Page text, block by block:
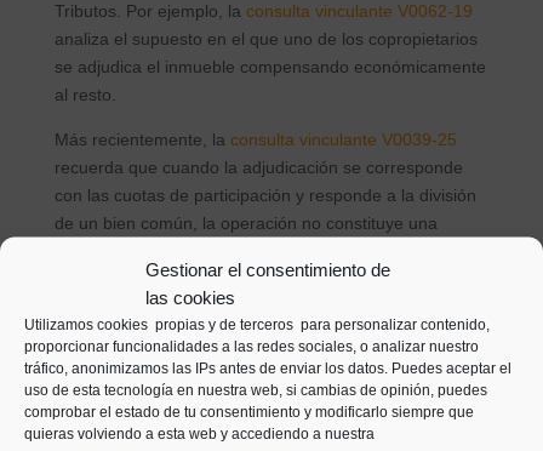
Gestionar el consentimiento de
las cookies
Utilizamos cookies propias y de terceros para personalizar contenido,
proporcionar funcionalidades a las redes sociales, o analizar nuestro
tráfico, anonimizamos las IPs antes de enviar los datos. Puedes aceptar el
uso de esta tecnología en nuestra web, si cambias de opinión, puedes
comprobar el estado de tu consentimiento y modificarlo siempre que
quieras volviendo a esta web y accediendo a nuestra
Tributos. Por ejemplo, la consulta vinculante V0062-19
analiza el supuesto en el que uno de los copropietarios
se adjudica el inmueble compensando económicamente
al resto.
Más recientemente, la consulta vinculante V0039-25
recuerda que cuando la adjudicación se corresponde
con las cuotas de participación y responde a la división
de un bien común, la operación no constituye una
¿Necesitas ayuda para una
extinción de condominio?
Cada situación de copropiedad puede presentar
particularidades: desacuerdos entre propietarios, cargas
sobre el inmueble o consecuencias fiscales que